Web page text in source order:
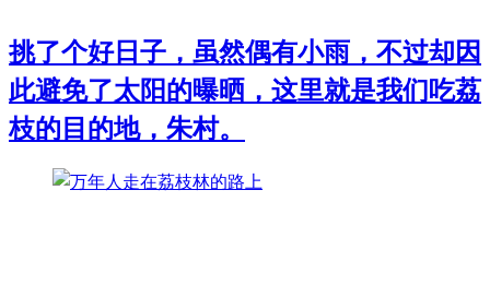
挑了个好日子，虽然偶有小雨，不过却因
此避免了太阳的曝晒，这里就是我们吃荔
枝的目的地，朱村。